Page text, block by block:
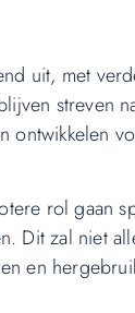
uit, met
streven
ontwikkelen
rol gaan
Dit zal niet
en